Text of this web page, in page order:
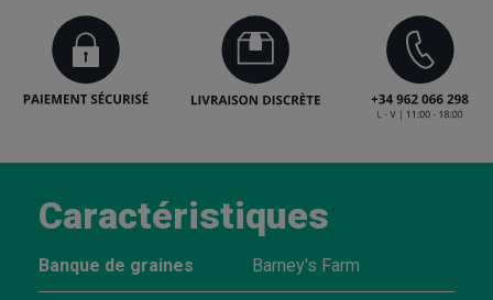
Caractéristiques
Banque de graines Barney's Farm